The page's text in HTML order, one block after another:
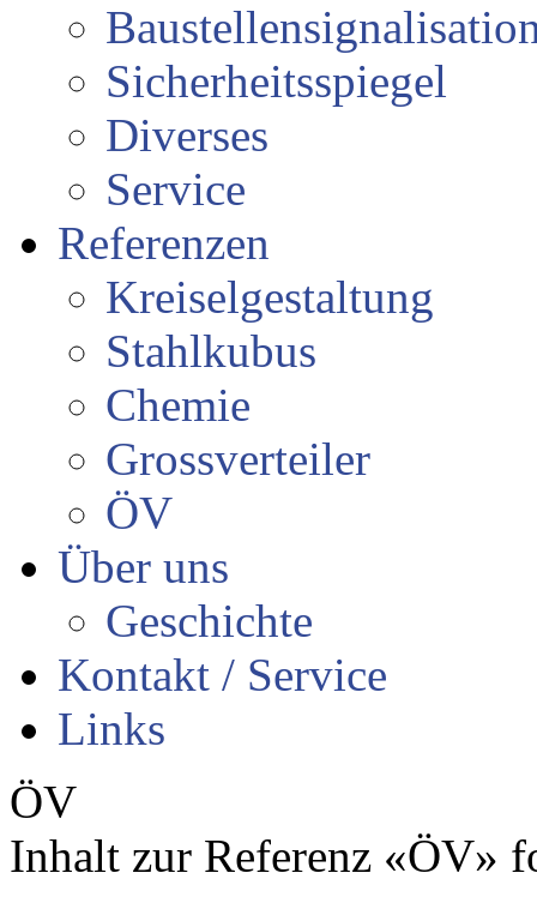
Sicherheitsspiegel
Diverses
Service
Referenzen
Kreiselgestaltung
Stahlkubus
Chemie
Grossverteiler
ÖV
Über uns
Geschichte
Kontakt / Service
Links
ÖV
Inhalt zur Referenz «ÖV»